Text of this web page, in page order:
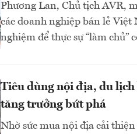
Phương Lan, Chủ tịch AVR,
các doanh nghiệp bán lẻ Việt
nghiệm để thực sự “làm chủ”
Tiêu dùng nội địa, du
tăng trưởng bứt phá
Nhờ sức mua nội địa cải